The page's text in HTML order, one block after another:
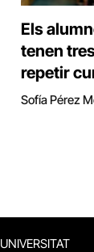
Els
tenen
repetir
Sofía Pérez
UNIVERSITAT